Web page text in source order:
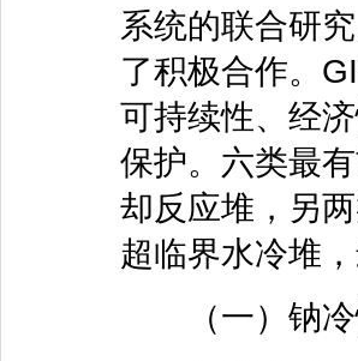
系统的联合研
了积极合作。
可持续性、经
保护。六类最
却反应堆，另
超临界水冷堆
（一）钠冷